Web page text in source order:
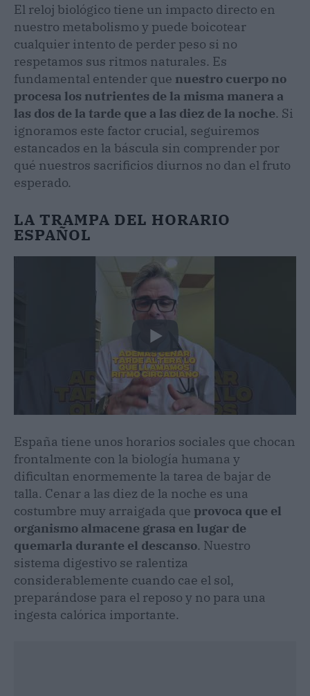
El reloj biológico tiene un impacto directo en
nuestro metabolismo y puede boicotear
cualquier intento de perder peso si no
respetamos sus ritmos naturales. Es
fundamental entender que nuestro cuerpo no
procesa los nutrientes de la misma manera a
las dos de la tarde que a las diez de la noche. Si
ignoramos este factor crucial, seguiremos
estancados en la báscula sin comprender por
qué nuestros sacrificios diurnos no dan el fruto
esperado.
LA TRAMPA DEL HORARIO
ESPAÑOL
España tiene unos horarios sociales que chocan
frontalmente con la biología humana y
dificultan enormemente la tarea de bajar de
talla. Cenar a las diez de la noche es una
costumbre muy arraigada que provoca que el
organismo almacene grasa en lugar de
quemarla durante el descanso. Nuestro
sistema digestivo se ralentiza
considerablemente cuando cae el sol,
preparándose para el reposo y no para una
ingesta calórica importante.